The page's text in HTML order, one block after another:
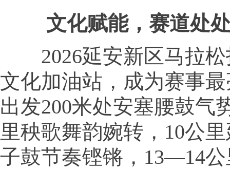
文化赋能，赛道处
2026延安新区马拉松
文化加油站，成为赛事
出发200米处安塞腰鼓气
里秧歌舞韵婉转，10公
子鼓节奏铿锵，13—14